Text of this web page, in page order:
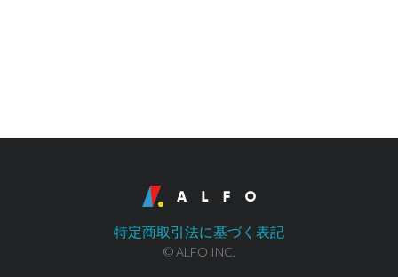
特定商取引法に基づく表記
© ALFO INC.